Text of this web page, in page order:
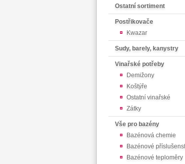
Ostatní sortiment
Postřikovače
Kwazar
Sudy, barely, kanystry
Vinařské potřeby
Demižony
Koštýře
Ostatní vinařské
Zátky
Vše pro bazény
Bazénová chemie
Bazénové
Bazénové teploměry